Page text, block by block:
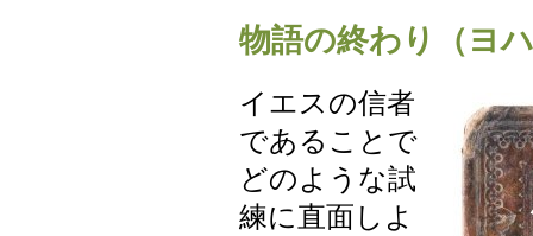
物語の終わり（ヨ
イエスの信者
であることで
どのような試
練に直面しよ